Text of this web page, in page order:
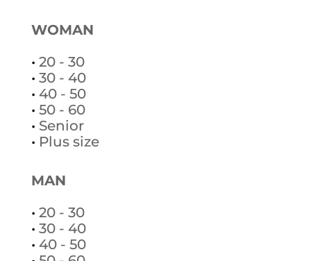
WOMAN
• 20 - 30
• 30 - 40
• 40 - 50
• 50 - 60
• Senior
• Plus size
MAN
• 20 - 30
• 30 - 40
• 40 - 50